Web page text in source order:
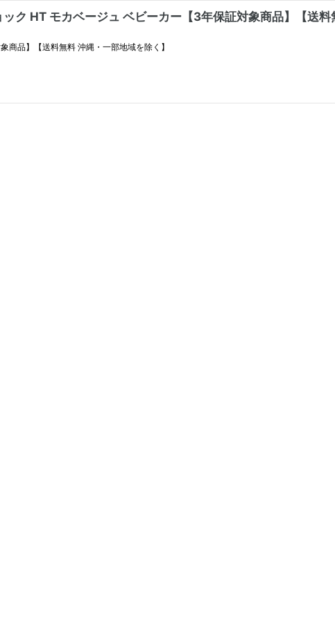
ク HT モカベージュ ベビーカー【3年保証対象商品】【送料
品】【送料無料 沖縄・一部地域を除く】